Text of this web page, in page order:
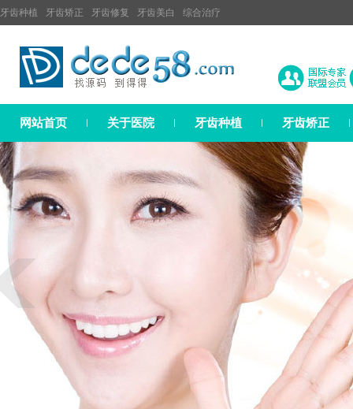
牙齿种植 牙齿矫正 牙齿修复 牙齿美白 综合治疗
网站首页 关于医院 牙齿种植 牙齿矫正